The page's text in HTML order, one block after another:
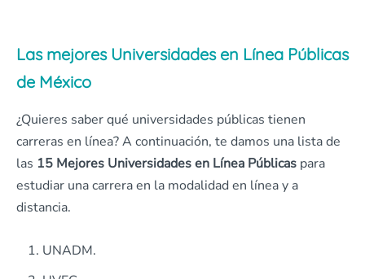
Las mejores Universidades en Línea Públicas
de México
¿Quieres saber qué universidades públicas tienen
carreras en línea? A continuación, te damos una lista de
las 15 Mejores Universidades en Línea Públicas para
estudiar una carrera en la modalidad en línea y a
distancia.
UNADM.